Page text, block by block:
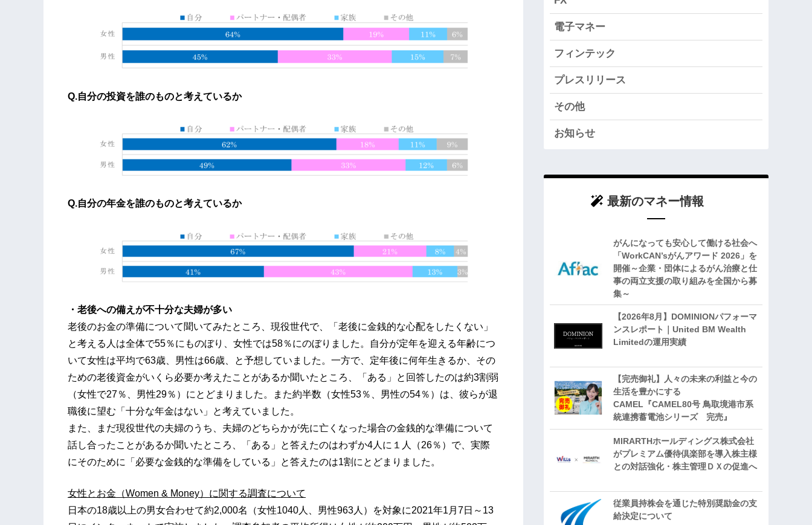
Q.自分の投資を誰のものと考えているか​
Q.自分の年金を誰のものと考えているか
・老後への備えが不十分な夫婦が多い
老後のお金の準備について聞いてみたところ、現役世代で、「老後に金銭的な心配をしたくない」
と考える人は全体で55％にものぼり、女性では58％にのぼりました。自分が定年を迎える年齢につ
いて女性は平均で63歳、男性は66歳、と予想していました。一方で、定年後に何年生きるか、その
ための老後資金がいくら必要か考えたことがあるか聞いたところ、「ある」と回答したのは約3割弱
（女性で27％、男性29％）にとどまりました。また約半数（女性53％、男性の54％）は、彼らが退
職後に望む「十分な年金はない」と考えていました。
また、まだ現役世代の夫婦のうち、夫婦のどちらかが先に亡くなった場合の金銭的な準備について
話し合ったことがあるか聞いたところ、「ある」と答えたのはわずか4人に１人（26％）で、実際
にそのために「必要な金銭的な準備をしている」と答えたのは1割にとどまりました。
女性とお金（Women & Money）に関する調査について
日本の18歳以上の男女合わせて約2,000名（女性1040人、男性963人）を対象に2021年1月7日～13
電子マネー
フィンテック
プレスリリース
その他
お知らせ
最新のマネー情報
がんになっても安心して働ける社会へ
「WorkCAN’sがんアワード 2026」を
開催～企業・団体によるがん治療と仕
事の両立支援の取り組みを全国から募
集～
【2026年8月】DOMINIONパフォーマ
ンスレポート｜United BM Wealth
Limitedの運用実績
【完売御礼】人々の未来の利益と今の
生活を豊かにする
CAMEL『CAMEL80号 鳥取境港市系
統連携蓄電池シリーズ 完売』
MIRARTHホールディングス株式会社
がプレミアム優待倶楽部を導入株主様
との対話強化・株主管理ＤＸの促進へ
従業員持株会を通じた特別奨励金の支
給決定について